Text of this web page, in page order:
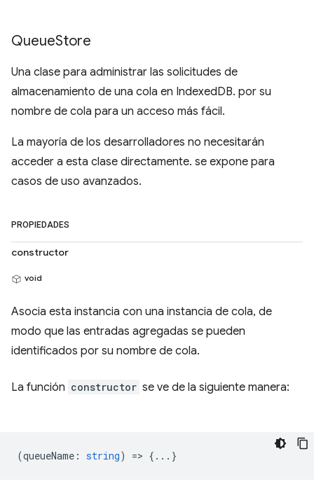
QueueStore
Una clase para administrar las solicitudes de
almacenamiento de una cola en IndexedDB. por su
nombre de cola para un acceso más fácil.
La mayoría de los desarrolladores no necesitarán
acceder a esta clase directamente. se expone para
casos de uso avanzados.
PROPIEDADES
constructor
void
Asocia esta instancia con una instancia de cola, de
modo que las entradas agregadas se pueden
identificados por su nombre de cola.
La función constructor se ve de la siguiente manera:
(queueName : string) => {...}